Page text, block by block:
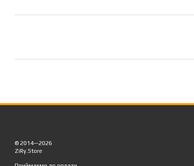
© 2014—2026
ZiRy.Store